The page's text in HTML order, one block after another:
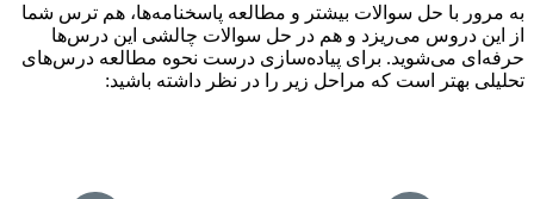
به مرور با حل سوالات بیشتر و مطالعه پاسخنامه‌ها، هم ترس شما
از این دروس می‌ریزد و هم در حل سوالات چالشی این درس‌ها
حرفه‌ای می‌شوید. برای پیاده‌سازی درست نحوه مطالعه درس‌های
تحلیلی بهتر است که مراحل زیر را در نظر داشته باشید: